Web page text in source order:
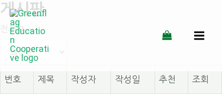
콘
텐
로
게시판
전체 9
번호 제목 작성자 작성일 추천 조회